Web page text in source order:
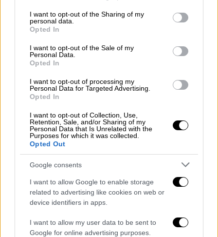
not limited to your visit or usage behaviour. You may click to
grant or deny consent to Google and its third-party tags to
use your data for below specified purposes in below Google
consent section.
I want to opt-out of the Sharing of my
personal data.
Opted In
I want to opt-out of the Sale of my
Personal Data.
Opted In
I want to opt-out of processing my
Personal Data for Targeted Advertising.
Opted In
I want to opt-out of Collection, Use,
Retention, Sale, and/or Sharing of my
Personal Data that Is Unrelated with the
Purposes for which it was collected.
Opted Out
Google consents
I want to allow Google to enable storage
related to advertising like cookies on web or
device identifiers in apps.
I want to allow my user data to be sent to
Google for online advertising purposes.
στην τρίτη περίοδο, ενώ όταν έχασαν με
τραυματισμό τον Τζον Ρόμπερσον, απώλεσαν
και τις ελπίδες τους για να αντιδράσουν.
Jordan Loyd with another clutch
Poland to the#EuroBasketQuarter-
Finals!pic.twitter.com/rCbOZ1LBap
— FIBA EuroBasket (@EuroBasket)
September 7, 2025
Οι Βόσνιοι μπήκαν πολύ καλύτερα στον
αγώνα και από νωρίς βρήκαν ένα προβάδισμα
11 πόντων. Όμως, οι τυπικά γηπεδούχοι
βελτίωσαν την εικόνα τους στο παρκέ και
στην τρίτη περίοδο κατάφεραν να περάσουν
μπροστά. Η ομάδα του Μίλισιτς έκανε καλή
διαχείριση, βρήκε μεγάλα τρίποντα και